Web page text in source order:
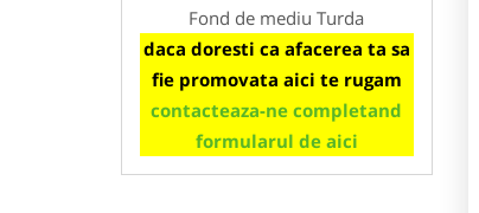
Fond de mediu Turda
daca doresti ca afacerea ta sa
fie promovata aici te rugam
contacteaza-ne completand
formularul de aici